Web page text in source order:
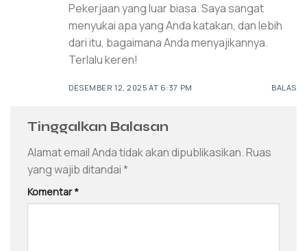
Pekerjaan yang luar biasa. Saya sangat
menyukai apa yang Anda katakan, dan lebih
dari itu, bagaimana Anda menyajikannya.
Terlalu keren!
DESEMBER 12, 2025 AT 6:37 PM BALAS
Tinggalkan Balasan
Alamat email Anda tidak akan dipublikasikan.Ruas
yang wajib ditandai*
Komentar*